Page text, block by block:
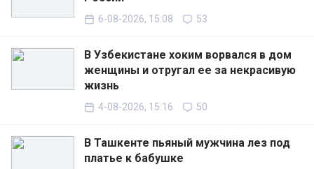
6-08-2026, 15:08 53
В Узбекистане хоким ворвался в дом
женщины и отругал ее за некрасивую
жизнь
4-08-2026, 15:16 50
В Ташкенте пьяный мужчина лез под
платье к бабушке